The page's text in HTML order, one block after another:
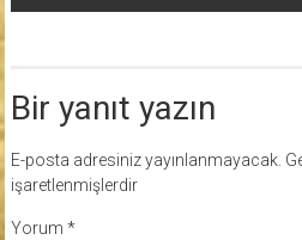
Bir yanıt yazın
E-posta adresiniz yayınlanmayacak.
işaretlenmişlerdir
Yorum *